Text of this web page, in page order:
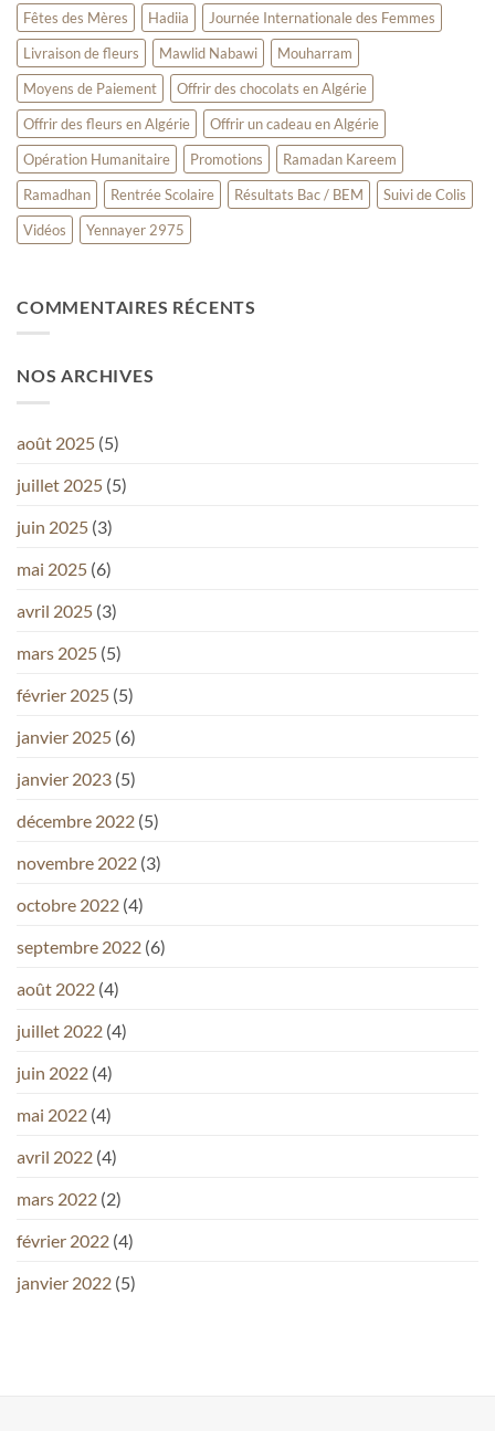
Fêtes des Mères Hadiia
Journée Internationale des Femmes
Livraison de fleurs
Mawlid Nabawi
Mouharram
Moyens de Paiement
Offrir des chocolats en Algérie
Offrir des fleurs en Algérie
Offrir un cadeau en Algérie
Opération Humanitaire
Promotions
Ramadan Kareem
Ramadhan
Rentrée Scolaire Résultats Bac / BEM
Suivi de Colis
Vidéos
Yennayer 2975
COMMENTAIRES RÉCENTS
NOS ARCHIVES
août 2025 (5)
juillet 2025 (5)
juin 2025 (3)
mai 2025 (6)
avril 2025 (3)
mars 2025 (5)
février 2025 (5)
janvier 2025 (6)
janvier 2023 (5)
décembre 2022 (5)
novembre 2022 (3)
octobre 2022 (4)
septembre 2022 (6)
août 2022 (4)
juillet 2022 (4)
juin 2022 (4)
mai 2022 (4)
avril 2022 (4)
mars 2022 (2)
février 2022 (4)
janvier 2022 (5)